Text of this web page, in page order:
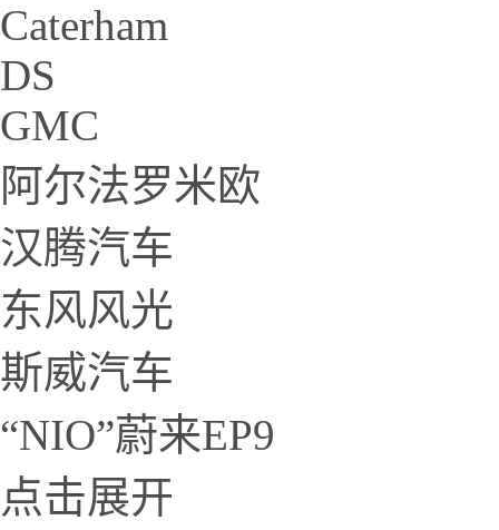
Caterham
DS
GMC
阿尔法罗米欧
汉腾汽车
东风风光
斯威汽车
“NIO”蔚来EP9
点击展开